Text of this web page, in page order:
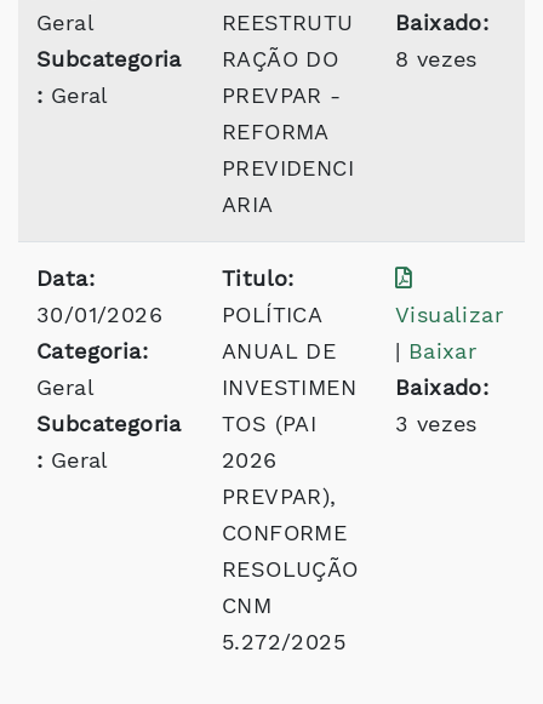
Geral
Subcategoria
: Geral
REESTRUTU
RAÇÃO DO
PREVPAR -
REFORMA
PREVIDENCI
ARIA
Baixado:
8 vezes
Data:
30/01/2026
Categoria:
Geral
Subcategoria
: Geral
Titulo:
POLÍTICA
ANUAL DE
INVESTIMEN
TOS (PAI
2026
PREVPAR),
CONFORME
RESOLUÇÃO
CNM
5.272/2025
Visualizar
| Baixar
Baixado:
3 vezes